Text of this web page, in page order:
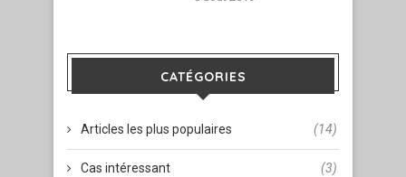
CATÉGORIES
Articles les plus populaires (14)
Cas intéressant (3)